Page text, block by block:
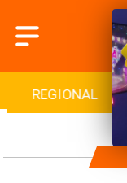
REGIONAL